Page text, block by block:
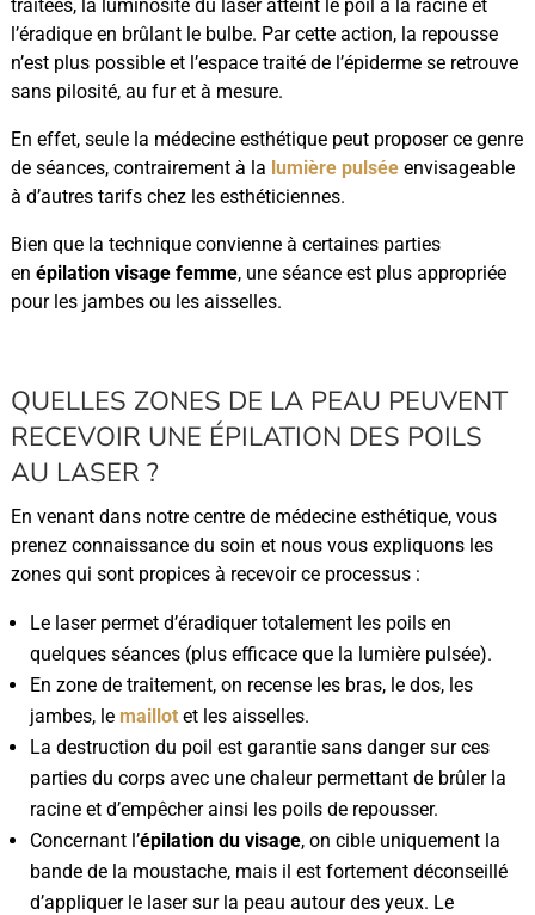
traitées, la luminosité du laser atteint le poil à la racine et
l’éradique en brûlant le bulbe. Par cette action, la repousse
n’est plus possible et l’espace traité de l’épiderme se retrouve
sans pilosité, au fur et à mesure.
En effet, seule la médecine esthétique peut proposer ce genre
de séances, contrairement à la lumière pulséeenvisageable
à d’autres tarifs chez les esthéticiennes.
Bien que la technique convienne à certaines parties
en épilation visage femme, une séance est plus appropriée
pour les jambes ou les aisselles.
QUELLES ZONES DE LA PEAU PEUVENT
RECEVOIR UNE ÉPILATION DES POILS
AU LASER ?
En venant dans notre centre de médecine esthétique, vous
prenez connaissance du soin et nous vous expliquons les
zones qui sont propices à recevoir ce processus :
Le laser permet d’éradiquer totalement les poils en
quelques séances (plus efficace que la lumière pulsée).
En zone de traitement, on recense les bras, le dos, les
jambes, le maillotet les aisselles.
La destruction du poil est garantie sans danger sur ces
parties du corps avec une chaleur permettant de brûler la
racine et d’empêcher ainsi les poils de repousser.
Concernant l’épilation du visage, on cible uniquement la
bande de la moustache, mais il est fortement déconseillé
d’appliquer le laser sur la peau autour des yeux. Le